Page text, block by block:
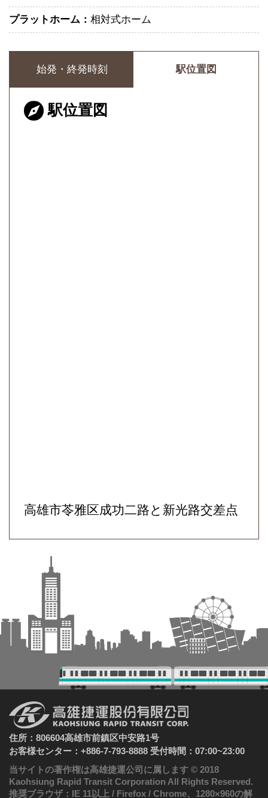
プラットホーム： 相対式ホーム
始発・終発時刻 駅位置図
駅位置図
高雄市苓雅区成功二路と新光路交差点
住所：806604高雄市前鎮区中安路1号
お客様センター：+886-7-793-8888 受付時間：07:00~23:00
当サイトの著作権は高雄捷運公司に属します © 2018
Kaohsiung Rapid Transit Corporation All Rights Reserved.
推奨ブラウザ：IE 11以上 / Firefox / Chrome、1280×960の解